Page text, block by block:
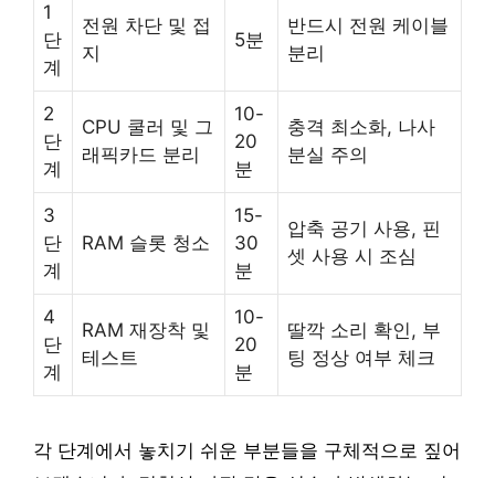
1
단
계
전원 차단 및 접
지
5분
반드시 전원 케이블
분리
2
단
계
CPU 쿨러 및 그
래픽카드 분리
10-
20
분
충격 최소화, 나사
분실 주의
3
단
계
RAM 슬롯 청소
15-
30
분
압축 공기 사용, 핀
셋 사용 시 조심
4
단
계
RAM 재장착 및
테스트
10-
20
분
딸깍 소리 확인, 부
팅 정상 여부 체크
각 단계에서 놓치기 쉬운 부분들을 구체적으로 짚어